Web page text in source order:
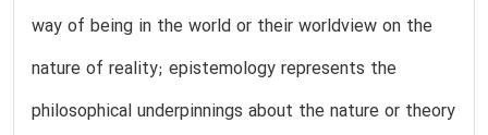
way of being in the world or their worldview on the
nature of reality; epistemology represents the
philosophical underpinnings about the nature or theory